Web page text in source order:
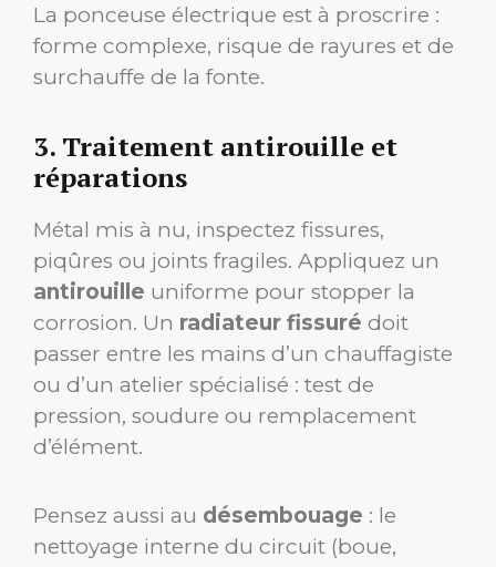
La ponceuse électrique est à proscrire :
forme complexe, risque de rayures et de
surchauffe de la fonte.
3. Traitement antirouille et
réparations
Métal mis à nu, inspectez fissures,
piqûres ou joints fragiles. Appliquez un
antirouille uniforme pour stopper la
corrosion. Un radiateur fissuré doit
passer entre les mains d’un chauffagiste
ou d’un atelier spécialisé : test de
pression, soudure ou remplacement
d’élément.
Pensez aussi au désembouage : le
nettoyage interne du circuit (boue,